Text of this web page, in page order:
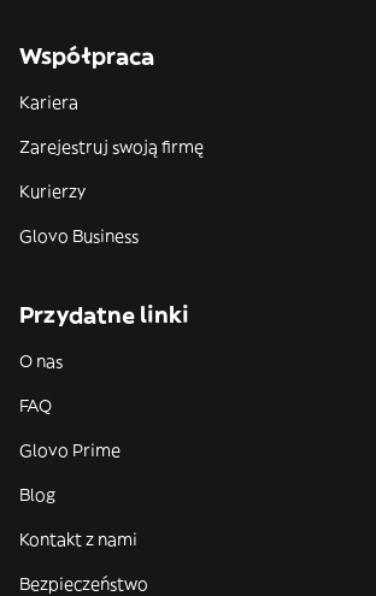
Współpraca
Kariera
Zarejestruj swoją firmę
Kurierzy
Glovo Business
Przydatne linki
O nas
FAQ
Glovo Prime
Blog
Kontakt z nami
Bezpieczeństwo